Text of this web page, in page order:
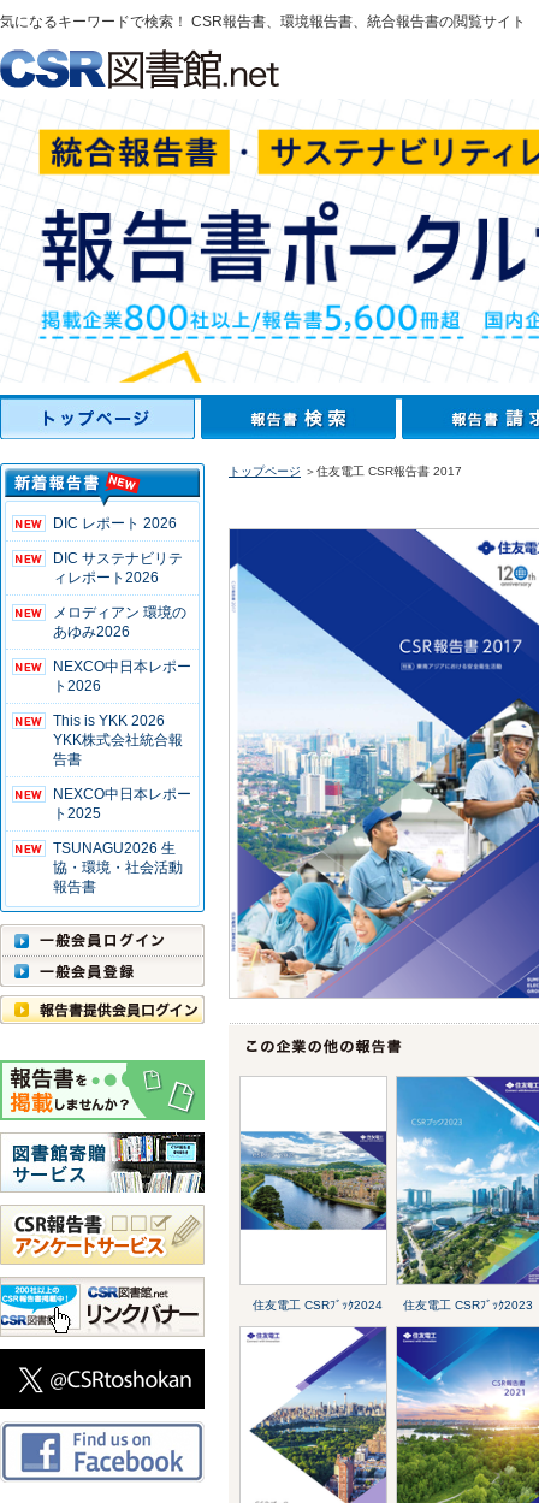
気になるキーワードで検索！ CSR報告書、環境報告書、統合報告書の閲覧サイト
DIC レポート 2026
DIC サステナビリテ
ィレポート2026
メロディアン 環境の
あゆみ2026
NEXCO中日本レポー
ト2026
This is YKK 2026
YKK株式会社統合報
告書
NEXCO中日本レポー
ト2025
TSUNAGU2026 生
協・環境・社会活動
報告書
トップページ ＞住友電工 CSR報告書 2017
住友電工 CSRﾌﾞｯｸ2024 住友電工 CSRﾌﾞｯｸ2023